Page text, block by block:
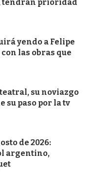
tendrán prioridad
yendo a Felipe
las obras que
su noviazgo
su paso por la tv
de 2026:
argentino,